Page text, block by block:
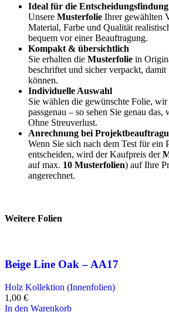
Ideal für die Entscheidungsfindung
Unsere Musterfolie Ihrer gewählten
Material, Farbe und Qualität
bequem vor einer Beauftragung.
Kompakt & übersichtlich
Sie erhalten die Musterfolie in
beschriftet und sicher verpackt, damit
können.
Individuelle Auswahl
Sie wählen die gewünschte Folie,
passgenau – so sehen Sie genau das,
Ohne Streuverlust.
Anrechnung bei
Wenn Sie sich nach dem Test für ein
entscheiden, wird der Kaufpreis der
auf max. 10 Musterfolien) auf Ihre
angerechnet.
Weitere Folien
Beige Line Oak – AA17
Holz Kollektion (Innenfolien)
1,00 €
In den Warenkorb